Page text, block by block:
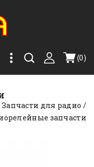
(0)
Запчасти для радио
запчасти